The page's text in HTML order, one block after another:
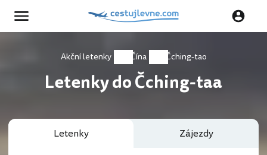
Akční letenky Čína Čching-tao
Letenky do Čching-taa
Letenky Zájezdy